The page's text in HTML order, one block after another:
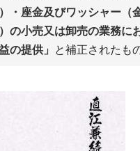
・座金及びワッシャー
の小売又は卸売の業務
の提供」
と補正されたも